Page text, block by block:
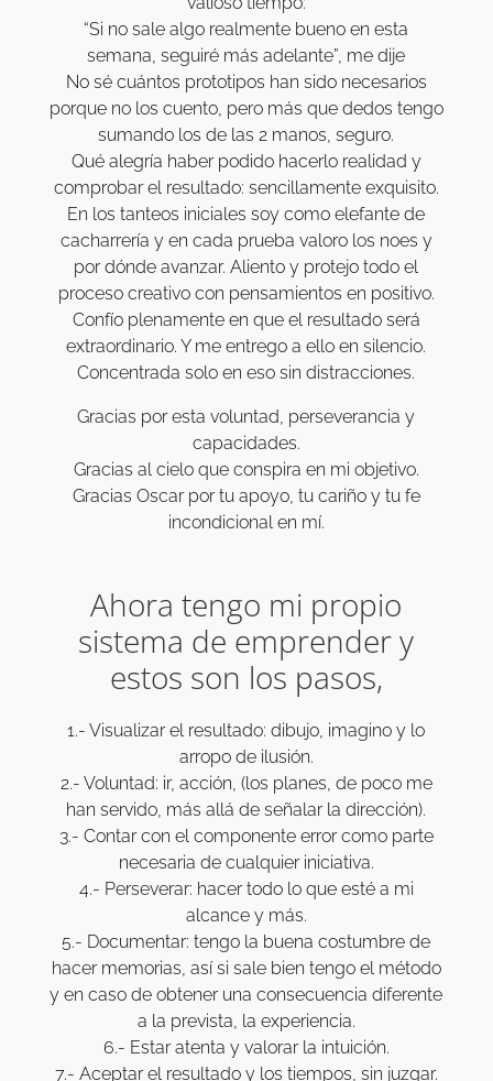
“Si no sale algo realmente bueno en esta
semana, seguiré más adelante”, me dije
No sé cuántos prototipos han sido necesarios
porque no los cuento, pero más que dedos tengo
sumando los de las 2 manos, seguro.
Qué alegría haber podido hacerlo realidad y
comprobar el resultado: sencillamente exquisito.
En los tanteos iniciales soy como elefante de
cacharrería y en cada prueba valoro los noes y
por dónde avanzar. Aliento y protejo todo el
proceso creativo con pensamientos en positivo.
Confío plenamente en que el resultado será
extraordinario. Y me entrego a ello en silencio.
Concentrada solo en eso sin distracciones.
Gracias por esta voluntad, perseverancia y
capacidades.
Gracias al cielo que conspira en mi objetivo.
Gracias Oscar por tu apoyo, tu cariño y tu fe
incondicional en mí.
Ahora tengo mi propio
sistema de emprender y
estos son los pasos,
1.- Visualizar el resultado: dibujo, imagino y lo
arropo de ilusión.
2.- Voluntad: ir, acción, (los planes, de poco me
han servido, más allá de señalar la dirección).
3.- Contar con el componente error como parte
necesaria de cualquier iniciativa.
4.- Perseverar: hacer todo lo que esté a mi
alcance y más.
5.- Documentar: tengo la buena costumbre de
hacer memorias, así si sale bien tengo el método
y en caso de obtener una consecuencia diferente
a la prevista, la experiencia.
6.- Estar atenta y valorar la intuición.
7.- Aceptar el resultado y los tiempos, sin juzgar.